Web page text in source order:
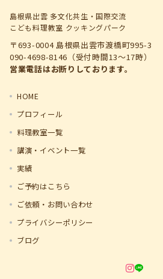
島根県出雲 多文化共生・国際交流
こども料理教室 クッキングパーク
〒693-0004 島根県出雲市渡橋町995-3
090-4698-8146（受付時間13～17時）
営業電話はお断りしております。
HOME
プロフィール
料理教室一覧
講演・イベント一覧
実績
ご予約はこちら
ご依頼・お問い合わせ
プライバシーポリシー
ブログ